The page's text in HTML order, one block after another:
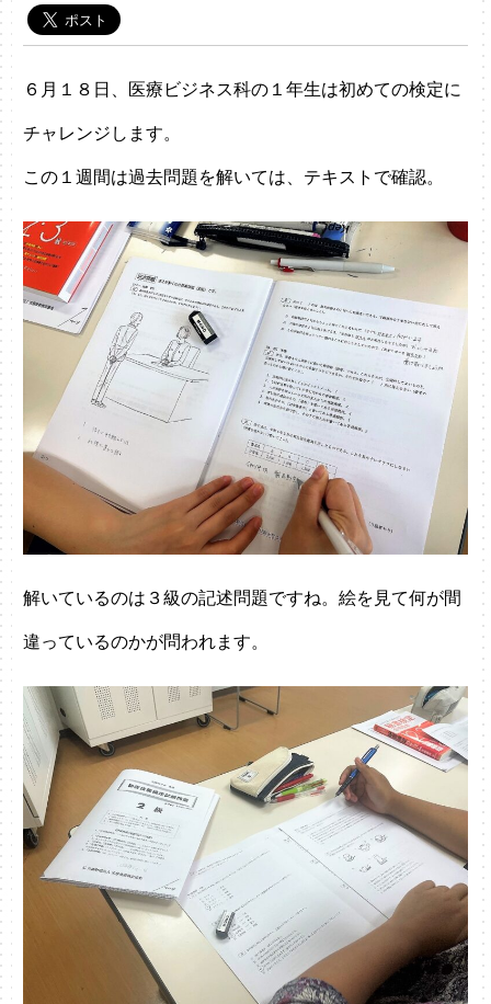
６月１８日、医療ビジネス科の１年生は初めての検定に
チャレンジします。
この１週間は過去問題を解いては、テキストで確認。
解いているのは３級の記述問題ですね。絵を見て何が間
違っているのかが問われます。